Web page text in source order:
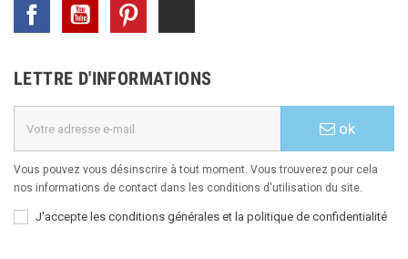
Facebook YouTube
LETTRE D'INFORMATIONS
ok
Vous pouvez vous désinscrire à tout moment. Vous trouverez pour cela
nos informations de contact dans les conditions d'utilisation du site.
J'accepte les conditions générales et la politique de confidentialité